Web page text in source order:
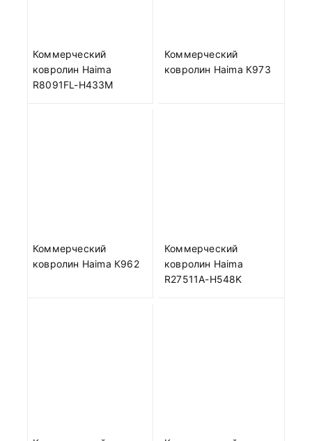
Коммерческий
ковролин Haima
R8091FL-H433M
Коммерческий
ковролин Haima К973
Коммерческий
ковролин Haima К962
Коммерческий
ковролин Haima
R27511A-H548K